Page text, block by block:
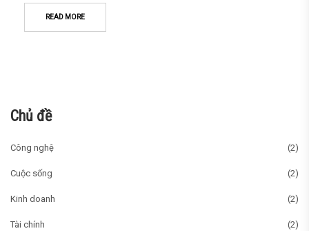
READ MORE
Chủ đề
Công nghệ (2)
Cuộc sống (2)
Kinh doanh (2)
Tài chính (2)